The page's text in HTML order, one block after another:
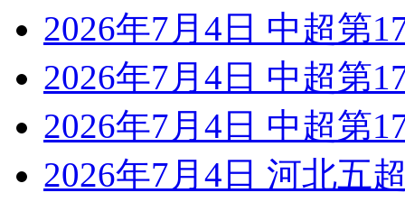
2026年7月4日 中超第
2026年7月4日 中超第
2026年7月4日 中超第
2026年7月4日 河北五